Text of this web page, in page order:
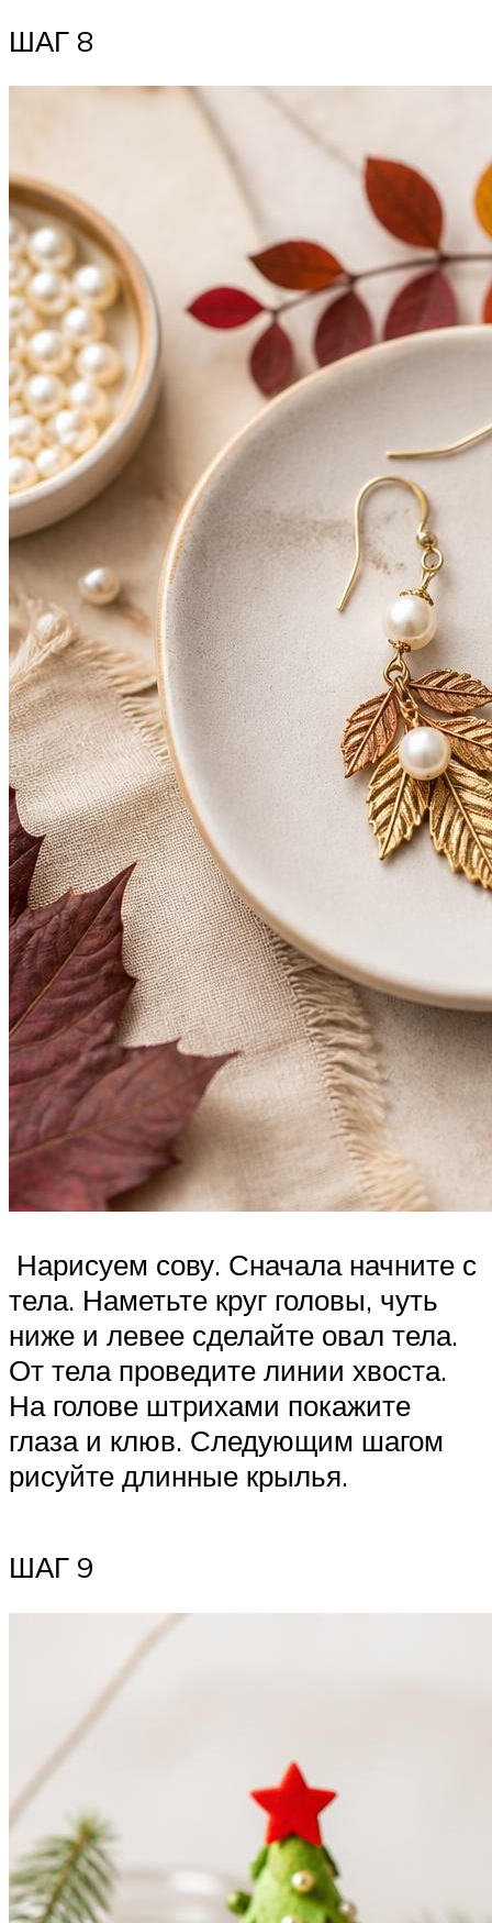
ШАГ 8
Нарисуем сову. Сначала начните с
тела. Наметьте круг головы, чуть
ниже и левее сделайте овал тела.
От тела проведите линии хвоста.
На голове штрихами покажите
глаза и клюв. Следующим шагом
рисуйте длинные крылья.
ШАГ 9